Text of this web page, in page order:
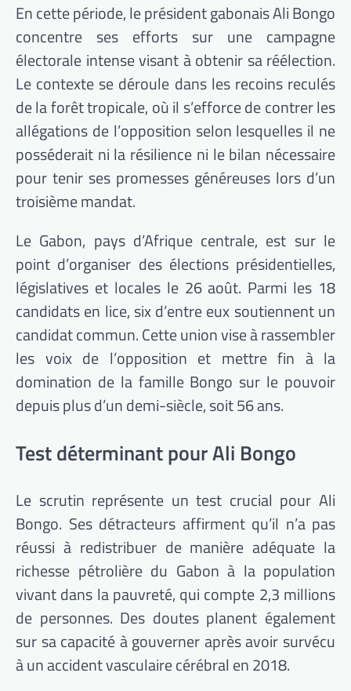
En cette période, le président gabonais Ali Bongo
concentre ses efforts sur une campagne
électorale intense visant à obtenir sa réélection.
Le contexte se déroule dans les recoins reculés
de la forêt tropicale, où il s’efforce de contrer les
allégations de l’opposition selon lesquelles il ne
posséderait ni la résilience ni le bilan nécessaire
pour tenir ses promesses généreuses lors d’un
troisième mandat.
Le Gabon, pays d’Afrique centrale, est sur le
point d’organiser des élections présidentielles,
législatives et locales le 26 août. Parmi les 18
candidats en lice, six d’entre eux soutiennent un
candidat commun. Cette union vise à rassembler
les voix de l’opposition et mettre fin à la
domination de la famille Bongo sur le pouvoir
depuis plus d’un demi-siècle, soit 56 ans.
Test déterminant pour Ali Bongo
Le scrutin représente un test crucial pour Ali
Bongo. Ses détracteurs affirment qu’il n’a pas
réussi à redistribuer de manière adéquate la
richesse pétrolière du Gabon à la population
vivant dans la pauvreté, qui compte 2,3 millions
de personnes. Des doutes planent également
sur sa capacité à gouverner après avoir survécu
à un accident vasculaire cérébral en 2018.